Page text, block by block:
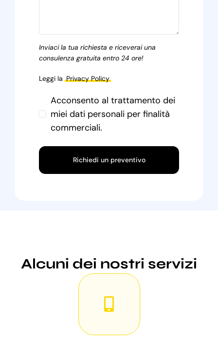
Inviaci la tua richiesta e riceverai una
consulenza gratuita entro 24 ore!
Leggi la Privacy Policy
Acconsento al trattamento dei
miei dati personali per finalità
commerciali.
Richiedi un preventivo
Alcuni dei nostri servizi